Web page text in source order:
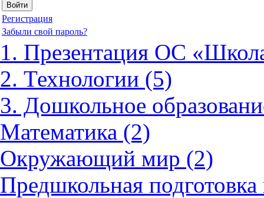
Регистрация
Забыли свой пароль?
1. Презентация ОС
2. Технологии (5)
3. Дошкольное
Математика (2)
Окружающий мир (2)
Предшкольная